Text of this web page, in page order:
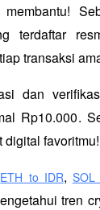
terdaftar
transaksi
dan
Rp10.000.
favoritmu!
ETH to IDR, SOL
tren